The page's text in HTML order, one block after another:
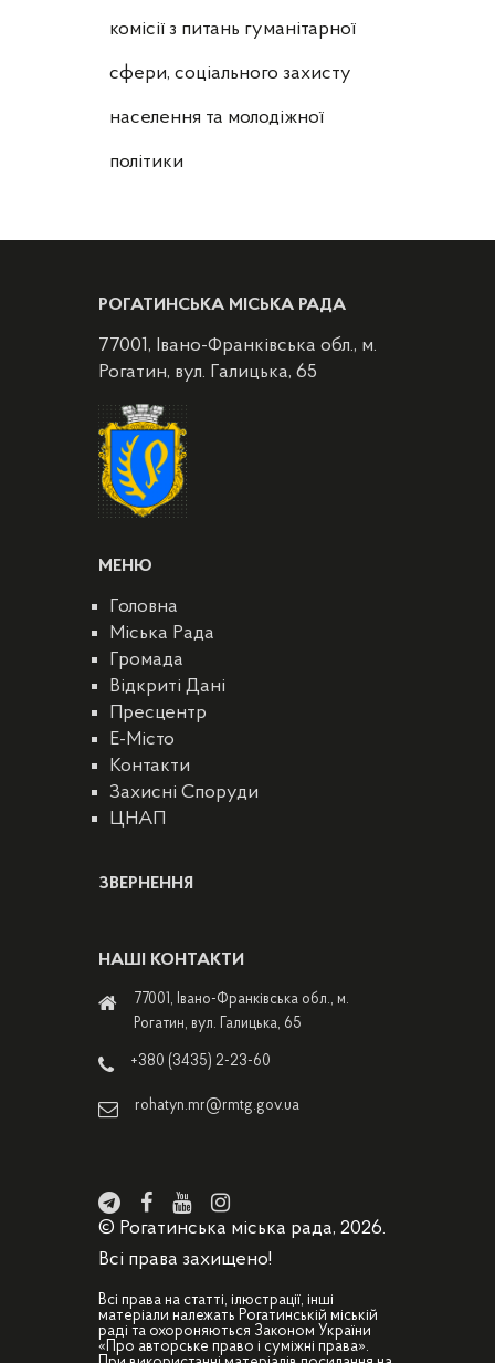
комісії з питань гуманітарної
сфери, соціального захисту
населення та молодіжної
політики
РОГАТИНСЬКА МІСЬКА РАДА
77001, Івано-Франківська обл., м.
Рогатин, вул. Галицька, 65
МЕНЮ
Головна
Міська Рада
Громада
Відкриті Дані
Пресцентр
E-Місто
Контакти
Захисні Споруди
ЦНАП
ЗВЕРНЕННЯ
НАШІ КОНТАКТИ
77001, Івано-Франківська обл., м.
Рогатин, вул. Галицька, 65
+380 (3435) 2-23-60
rohatyn.mr@rmtg.gov.ua
© Рогатинська міська рада, 2026.
Всі права захищено!
Всі права на статті, ілюстрації, інші
матеріали належать Рогатинській міській
раді та охороняються Законом України
«Про авторське право і суміжні права».